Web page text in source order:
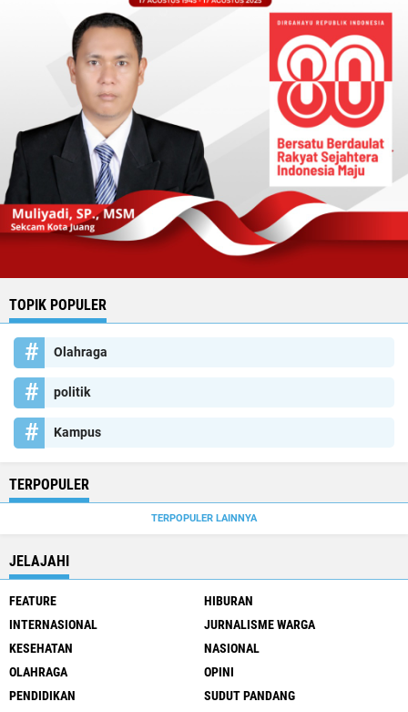
TOPIK POPULER
Olahraga
politik
Kampus
TERPOPULER
TERPOPULER LAINNYA
JELAJAHI
FEATURE
HIBURAN
INTERNASIONAL
JURNALISME WARGA
KESEHATAN
NASIONAL
OLAHRAGA
OPINI
PENDIDIKAN
SUDUT PANDANG